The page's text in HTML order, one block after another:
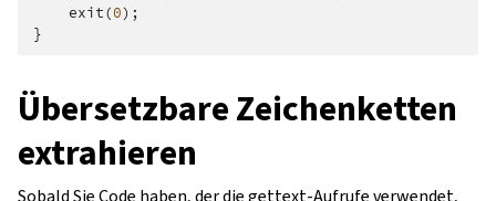
exit(0);
}
Übersetzbare Zeichenketten
extrahieren
Sobald Sie Code haben, der die gettext-Aufrufe verwendet,